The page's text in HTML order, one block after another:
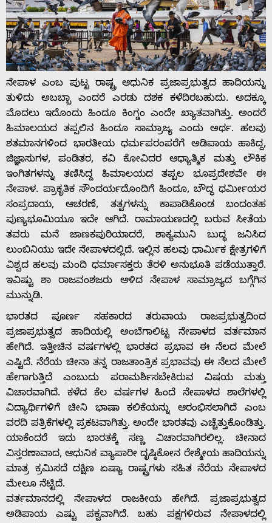
ನೇಪಾಳ ಎಂಬ ಪುಟ್ಟ ರಾಷ್ಟ್ರ ಆಧುನಿಕ ಪ್ರಜಾಪ್ರಭುತ್ವದ ಹಾದಿಯನ್ನು
ತುಳಿದು ಅಬಬ್ಬಾ ಎಂದರೆ ಎರಡು ದಶಕ ಕಳೆದಿರಬಹುದು. ಅದಕ್ಕೂ
ಮೊದಲು ಇದೊಂದು ಹಿಂದೂ ಕಿಂಗ್ಡಂ ಎಂದೇ ಖ್ಯಾತವಾಗಿತ್ತು. ಅಂದರೆ
ಹಿಮಾಲಯದ ತಪ್ಪಲಿನ ಹಿಂದೂ ಸಾಮ್ರಾಜ್ಯ ಎಂದು ಅರ್ಥ. ಹಲವು
ಶತಮಾನಗಳಿಂದ ಭಾರತೀಯ ಧರ್ಮಪರಂಪರೆಗೆ ಅಡಿಪಾಯ ಹಾಕಿದ್ದ,
ಜಿಜ್ಞಾಸುಗಳ, ಪಂಡಿತರ, ಕವಿ ಕೋವಿದರ ಆಧ್ಯಾತ್ಮಿಕ ಮತ್ತು ಲೌಕಿಕ
ಇಂಗಿತಗಳನ್ನು ತಣಿಸಿದ್ದ ಹಿಮಾಲಯದ ತಪ್ಪಲ ಭೂಪ್ರದೇಶವೇ ಈ
ನೇಪಾಳ. ಪ್ರಾಕೃತಿಕ ಸೌಂದರ್ಯದೊಂದಿಗೆ ಹಿಂದೂ, ಬೌದ್ಧ ಧರ್ಮೀಯರ
ಸಂಪ್ರದಾಯ, ಆಚರಣೆ, ತತ್ವಗಳನ್ನು ಕಾಪಾಡಿಕೊಂಡ ಬಂದಂತಹ
ಪುಣ್ಯಭೂಮಿಯೂ ಇದೇ ಆಗಿದೆ. ರಾಮಾಯಣದಲ್ಲಿ ಬರುವ ಸೀತೆಯ
ತವರು ಮನೆ ಜಾಣಕಪುರಿಯಾದರೆ, ಶಾಕ್ಯಮುನಿ ಬುದ್ಧ ಜನಿಸಿದ
ಲುಂಬಿನಿಯು ಇದೇ ನೇಪಾಳದಲ್ಲಿದೆ. ಇಲ್ಲಿನ ಹಲವು ಧಾರ್ಮಿಕ ಕ್ಷೇತ್ರಗಳಿಗೆ
ವಿಶ್ವದ ಹಲವು ಮಂದಿ ಧರ್ಮಾಸಕ್ತರು ತೆರಳಿ ಅನುಭೂತಿ ಪಡೆಯುತ್ತಾರೆ.
ಇವಿಷ್ಟು ಶಾ ರಾಜವಂಶಜರು ಆಳಿದ ನೇಪಾಳ ಸಾಮ್ರಾಜ್ಯದ ಬಗ್ಗೆಗಿನ
ಮುನ್ನುಡಿ.
ಭಾರತದ ಪೂರ್ಣ ಸಹಕಾರದ ತರುವಾಯ ರಾಜಪ್ರಭುತ್ವದಿಂದ
ಪ್ರಜಾಪ್ರಭುತ್ವದ ಹಾದಿಯಲ್ಲಿ ಅಂಬೆಗಾಲಿಟ್ಟ ನೇಪಾಳದ ವರ್ತಮಾನ
ಹೇಗಿದೆ. ಇತ್ತೀಚಿನ ವರ್ಷಗಳಲ್ಲಿ ಭಾರತದ ಪ್ರಭಾವ ಈ ನೆಲದ ಮೇಲೆ
ಎಷ್ಟಿದೆ. ನೆರೆಯ ಚೀನಾ ತನ್ನ ರಾಜತಾಂತ್ರಿಕ ಪ್ರಭಾವವು ಈ ನೆಲದ ಮೇಲೆ
ಹೇಗಾಗುತ್ತಿದೆ ಎಂಬುದು ಪರಾಮರ್ಶಿಸಬೇಕಿರುವ ವಿಷಯ ಮತ್ತು
ವಿಚಾರವಾಗಿದೆ. ಕಳೆದ ಕೆಲ ವರ್ಷಗಳ ಹಿಂದೆ ನೇಪಾಳದ ಶಾಲೆಗಳಲ್ಲಿ
ವಿದ್ಯಾರ್ಥಿಗಳಿಗೆ ಚೀನಿ ಭಾಷಾ ಕಲಿಕೆಯನ್ನು ಆರಂಭಿಸಲಾಗಿದೆ ಎಂಬ
ವರದಿ ಪತ್ರಿಕೆಗಳಲ್ಲಿ ಪ್ರಕಟವಾಗಿತ್ತು. ಅಂದೇ ಭಾರತವು ಎಚ್ಚೆತ್ತುಕೊಂಡಿತ್ತು.
ಯಾಕೆಂದರೆ ಇದು ಭಾರತಕ್ಕೆ ಸಣ್ಣ ವಿಚಾರವಾಗಿರಲಿಲ್ಲ. ಚೀನಾದ
ವಿಸ್ತರಣಾವಾದ, ಆಧುನಿಕ ವ್ಯಾಪಾರೀ ದೃಷ್ಠಿಕೋನ ರೇಶ್ಮೇಯ ಹಾದಿಯನ್ನು
ಮಾತ್ರ ಕ್ರಮಿಸದೆ ದಕ್ಷಿಣ ಏಷ್ಯಾ ರಾಷ್ಟ್ರಗಳು ಸಹಿತ ನೆರೆಯ ನೇಪಾಳದ
ಮೇಲೂ ನೆಟ್ಟಿದೆ.
ವರ್ತಮಾನದಲ್ಲಿ ನೇಪಾಳದ ರಾಜಕೀಯ ಹೇಗಿದೆ. ಪ್ರಜಾಪ್ರಭುತ್ವದ
ಅಡಿಪಾಯ ಎಷ್ಟು ಪಕ್ವವಾಗಿದೆ. ಬಹು ಪಕ್ಷಗಳಿರುವ ನೇಪಾಳದಲ್ಲಿ